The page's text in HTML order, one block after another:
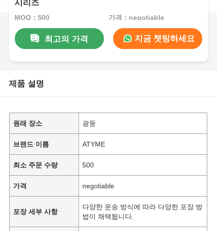
시리즈
MOQ：500 가격：negotiable
최고의 가격 지금 챗팅하세요
제품 설명
원래 장소 광둥
브랜드 이름 ATYME
최소 주문 수량 500
가격 negotiable
포장 세부 사항
다양한 운송 방식에 따라 다양한 포장 방
법이 채택됩니다.